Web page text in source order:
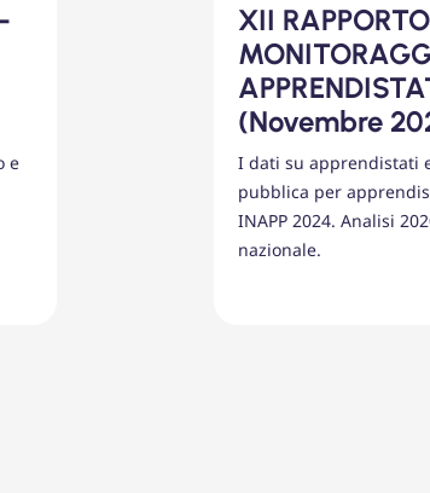
e
XII
(Novembre
I dati su apprendistati
pubblica per
INAPP 2024. Analisi
nazionale.